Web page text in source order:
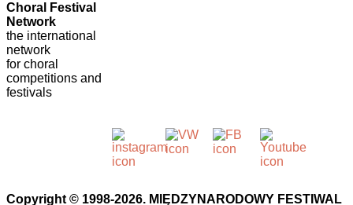
Choral Festival
Network
the international
network
for choral
competitions and
festivals
Copyright © 1998-2026. MIĘDZYNARODOWY FESTIWAL